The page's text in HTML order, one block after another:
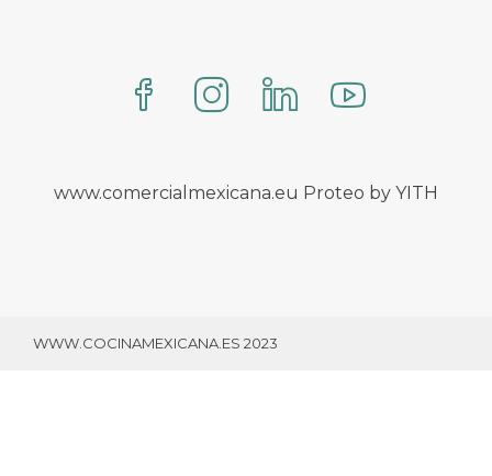
www.comercialmexicana.eu Proteo by YITH
WWW.COCINAMEXICANA.ES 2023